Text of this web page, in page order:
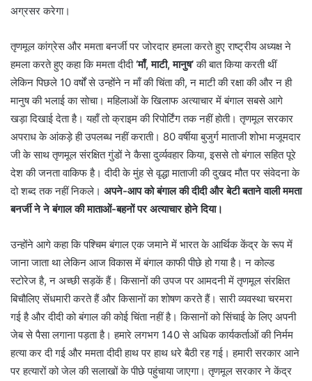
अग्रसर करेगा।
तृणमूल कांग्रेस और ममता बनर्जी पर जोरदार हमला करते हुए राष्ट्रीय अध्यक्ष ने
हमला करते हुए कहा कि ममता दीदी‘माँ,माटी,मानुष’की बात किया करती थीं
लेकिन पिछले 10 वर्षों से उन्होंने न माँ की चिंता की, न माटी की रक्षा की और न ही
मानुष की भलाई का सोचा। महिलाओं के खिलाफ अत्याचार में बंगाल सबसे आगे
खड़ा दिखाई देता है। यहाँ तो क्राइम की रिपोर्टिंग तक नहीं होती। तृणमूल सरकार
अपराध के आंकड़े ही उपलब्ध नहीं कराती। 80 वर्षीया बुजुर्ग माताजी शोभा मजूमदार
जी के साथ तृणमूल संरक्षित गुंडों ने कैसा दुर्व्यवहार किया, इससे तो बंगाल सहित पूरे
देश की जनता वाकिफ है। दीदी के मुंह से वृद्धा माताजी की दुखद मौत पर संवेदना के
दो शब्द तक नहीं निकले। अपने-आप को बंगाल की दीदी और बेटी बताने वाली ममता
बनर्जी ने ने बंगाल की माताओं-बहनों पर अत्याचार होने दिया।
उन्होंने आगे कहा कि पश्चिम बंगाल एक जमाने में भारत के आर्थिक केंद्र के रूप में
जाना जाता था लेकिन आज विकास में बंगाल काफी पीछे हो गया है। न कोल्ड
स्टोरेज है, न अच्छी सड़कें हैं। किसानों की उपज पर आमदनी में तृणमूल संरक्षित
बिचौलिए सेंधमारी करते हैं और किसानों का शोषण करते हैं। सारी व्यवस्था चरमरा
गई है और दीदी को बंगाल की कोई चिंता नहीं है। किसानों को सिंचाई के लिए अपनी
जेब से पैसा लगाना पड़ता है। हमारे लगभग 140 से अधिक कार्यकर्ताओं की निर्मम
हत्या कर दी गई और ममता दीदी हाथ पर हाथ धरे बैठी रह गई। हमारी सरकार आने
पर हत्यारों को जेल की सलाखों के पीछे पहुंचाया जाएगा। तृणमूल सरकार ने केंद्र